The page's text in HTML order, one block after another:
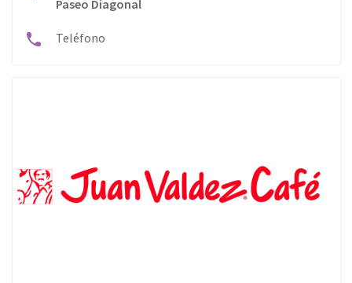
Paseo Diagonal
Teléfono